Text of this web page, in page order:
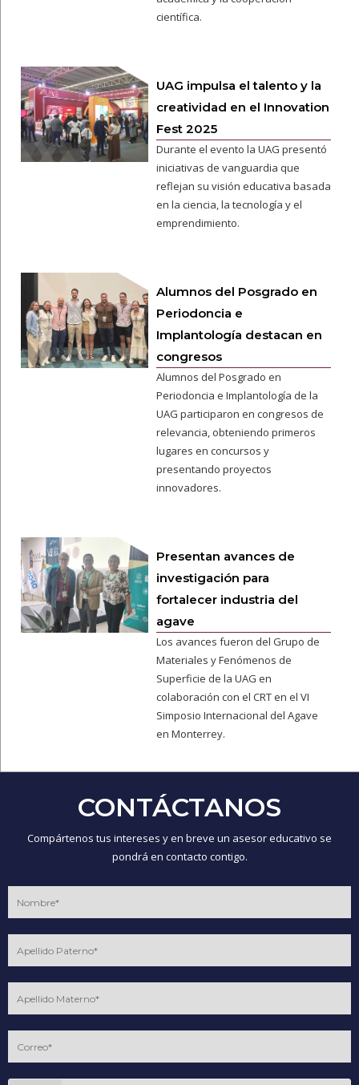
científica.
UAG impulsa el talento y la
creatividad en el Innovation
Fest 2025
Durante el evento la UAG presentó
iniciativas de vanguardia que
reflejan su visión educativa basada
en la ciencia, la tecnología y el
emprendimiento.
Alumnos del Posgrado en
Periodoncia e
Implantología destacan en
congresos
Alumnos del Posgrado en
Periodoncia e Implantología de la
UAG participaron en congresos de
relevancia, obteniendo primeros
lugares en concursos y
presentando proyectos
innovadores.
Presentan avances de
investigación para
fortalecer industria del
agave
Los avances fueron del Grupo de
Materiales y Fenómenos de
Superficie de la UAG en
colaboración con el CRT en el VI
Simposio Internacional del Agave
en Monterrey.
CONTÁCTANOS
Compártenos tus intereses y en breve un asesor educativo se
pondrá en contacto contigo.